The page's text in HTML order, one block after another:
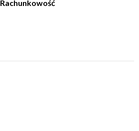
Rachunkowość